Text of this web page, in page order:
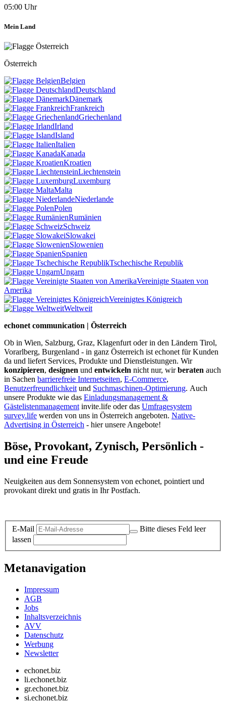
05:00 Uhr
Mein Land
Österreich
Belgien
Deutschland
Dänemark
Frankreich
Griechenland
Irland
Island
Italien
Kanada
Kroatien
Liechtenstein
Luxemburg
Malta
Niederlande
Polen
Rumänien
Schweiz
Slowakei
Slowenien
Spanien
Tschechische Republik
Ungarn
Vereinigte Staaten von
Amerika
Vereinigtes Königreich
Weltweit
echonet communication | Österreich
Ob in Wien, Salzburg, Graz, Klagenfurt oder in den Ländern Tirol,
Vorarlberg, Burgenland - in ganz Österreich ist echonet für Kunden
da und liefert Services, Produkte und Dienstleistungen. Wir
konzipieren, designen und entwickeln nicht nur, wirberaten auch
in Sachen barrierefreie Internetseiten, E-Commerce,
Benutzerfreundlichkeit und Suchmaschinen-Optimierung. Auch
unsere Produkte wie das Einladungsmanagement &
Gästelistenmanagement invite.life oder das Umfragesystem
survey.life werden von uns in Österreich angeboten. Native-
Advertising in Österreich - hier unsere Angebote!
Böse, Provokant, Zynisch, Persönlich -
und eine Freude
Neuigkeiten aus dem Sonnensystem von echonet, pointiert und
provokant direkt und gratis in Ihr Postfach.
E-Mail
Bitte dieses Feld leer
lassen
Metanavigation
Impressum
AGB
Jobs
Inhaltsverzeichnis
AVV
Datenschutz
Werbung
Newsletter
echonet.biz
li.echonet.biz
gr.echonet.biz
si.echonet.biz